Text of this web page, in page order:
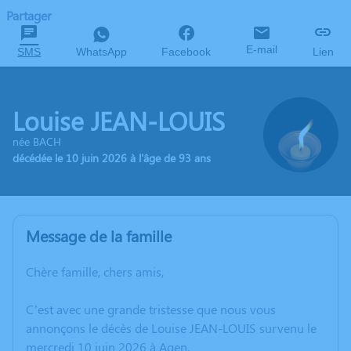
Partager
SMS WhatsApp Facebook E-mail Lien
Louise JEAN-LOUIS
née BACH
décédée le 10 juin 2026 à l'âge de 93 ans
Message de la famille
Chère famille, chers amis,
C’est avec une grande tristesse que nous vous
annonçons le décès de Louise JEAN-LOUIS survenu le
mercredi 10 juin 2026 à Agen.